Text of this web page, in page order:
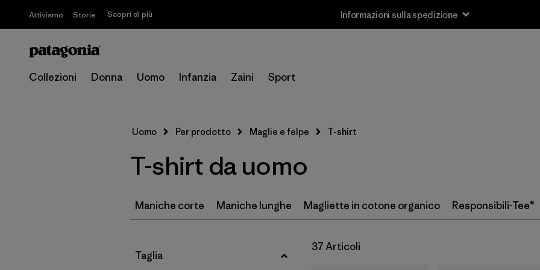
Attivismo Storie Scopri di più Informazioni sulla spedizione
Collezioni Donna Uomo Infanzia Zaini Sport
L (35)
(37)
Uomo Per prodotto Maglie e felpe T-shirt
T-shirt da uomo
Maniche corte Maniche lunghe Magliette in cotone organico Responsibili-Tee®
Filtra per
Taglia
37 Articoli